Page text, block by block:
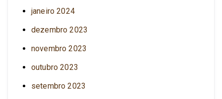
janeiro 2024
dezembro 2023
novembro 2023
outubro 2023
setembro 2023